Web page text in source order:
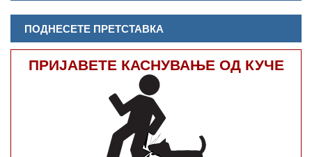
ПОДНЕСЕТЕ ПРЕТСТАВКА
ПРИЈАВЕТЕ КАСНУВАЊЕ ОД КУЧЕ